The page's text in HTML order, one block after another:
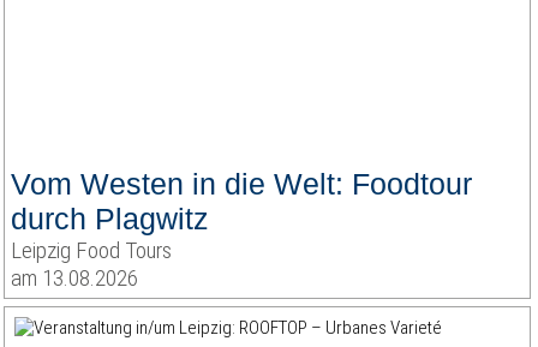
Vom Westen in die Welt: Foodtour
durch Plagwitz
Leipzig Food Tours
am 13.08.2026